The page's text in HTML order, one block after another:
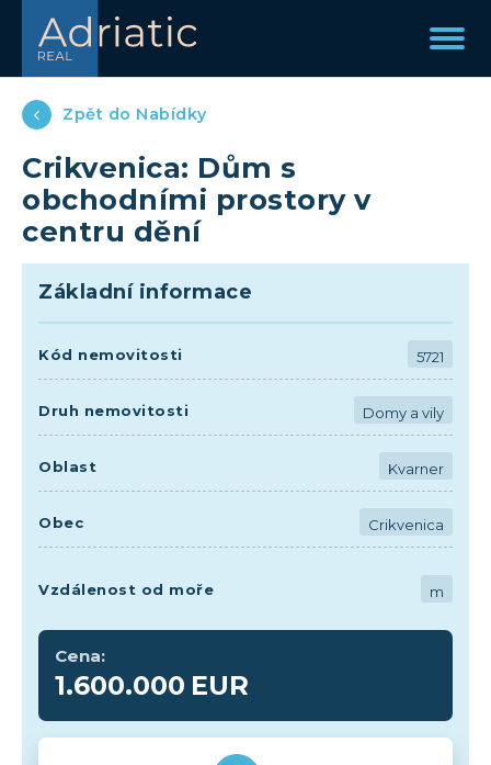
Zpět do Nabídky
Crikvenica: Dům s
obchodními prostory v
centru dění
Základní informace
Kód nemovitosti 5721
Druh nemovitosti Domy a vily
Oblast Kvarner
Obec Crikvenica
Vzdálenost od moře m
Cena:
1.600.000 EUR